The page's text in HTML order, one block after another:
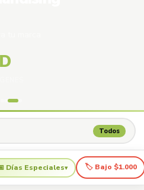
Todos
Días Especiales▾ 🏷 Bajo $1.000